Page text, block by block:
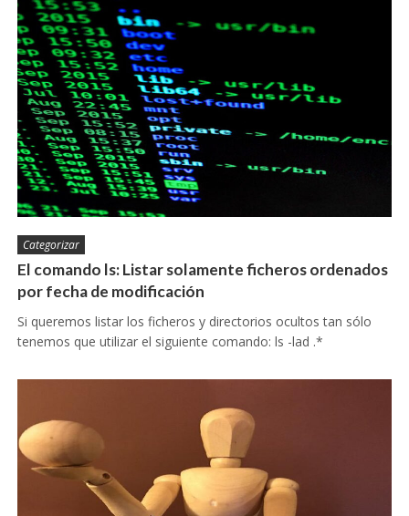
Categorizar
El comando ls: Listar solamente ficheros ordenados
por fecha de modificación
Si queremos listar los ficheros y directorios ocultos tan sólo
tenemos que utilizar el siguiente comando: ls -lad .*